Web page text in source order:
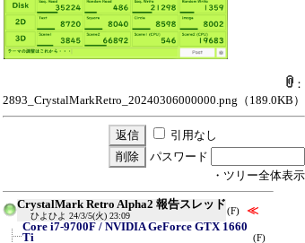
：
2893_CrystalMarkRetro_20240306000000.png （189.0KB）
引用なし
パスワード
・ツリー全体表示
CrystalMark Retro Alpha2 報告スレッド
ひよひよ 24/3/5(火) 23:09 (F)
≪
Core i7-9700F / NVIDIA GeForce GTX 1660
Ti
(F)